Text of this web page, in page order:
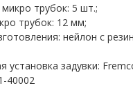
трубок: 5 шт.;
трубок: 12 мм;
нейлон с
установка задувки:
40002